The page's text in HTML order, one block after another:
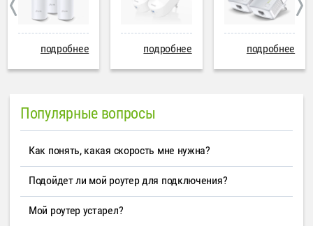
подробнее подробнее подробнее
Популярные вопросы
Как понять, какая скорость мне нужна?
Подойдет ли мой роутер для подключения?
Мой роутер устарел?